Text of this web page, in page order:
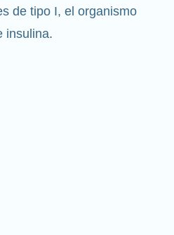
de tipo I, el organismo
insulina.